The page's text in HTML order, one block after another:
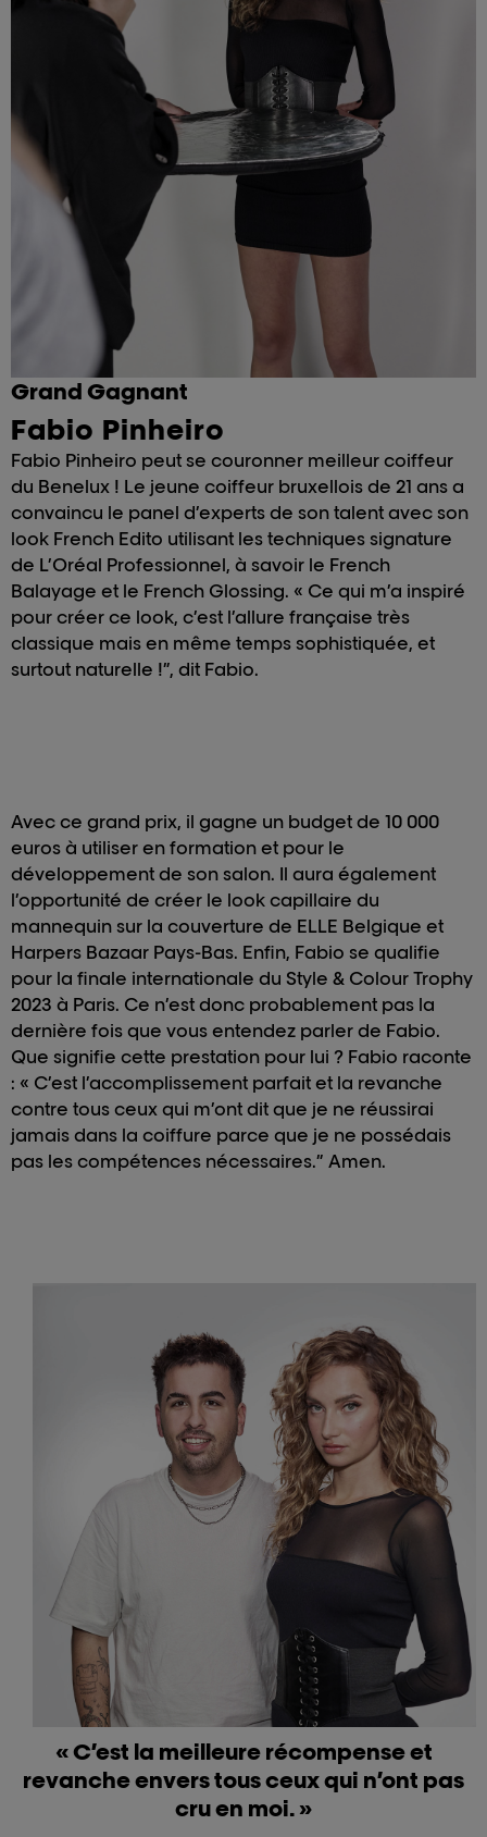
Grand Gagnant
Fabio Pinheiro
Fabio Pinheiro peut se couronner meilleur coiffeur
du Benelux ! Le jeune coiffeur bruxellois de 21 ans a
convaincu le panel d’experts de son talent avec son
look French Edito utilisant les techniques signature
de L’Oréal Professionnel, à savoir le French
Balayage et le French Glossing. « Ce qui m’a inspiré
pour créer ce look, c’est l’allure française très
classique mais en même temps sophistiquée, et
surtout naturelle !”, dit Fabio.
Avec ce grand prix, il gagne un budget de 10 000
euros à utiliser en formation et pour le
développement de son salon. Il aura également
l’opportunité de créer le look capillaire du
mannequin sur la couverture de ELLE Belgique et
Harpers Bazaar Pays-Bas. Enfin, Fabio se qualifie
pour la finale internationale du Style & Colour Trophy
2023 à Paris. Ce n’est donc probablement pas la
dernière fois que vous entendez parler de Fabio.
Que signifie cette prestation pour lui ? Fabio raconte
: « C’est l’accomplissement parfait et la revanche
contre tous ceux qui m’ont dit que je ne réussirai
jamais dans la coiffure parce que je ne possédais
pas les compétences nécessaires.” Amen.
« C’est la meilleure récompense et
revanche envers tous ceux qui n’ont pas
cru en moi. »